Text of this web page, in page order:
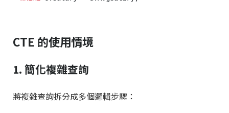
CTE 的使用情境
1. 簡化複雜查詢
將複雜查詢拆分成多個邏輯步驟：